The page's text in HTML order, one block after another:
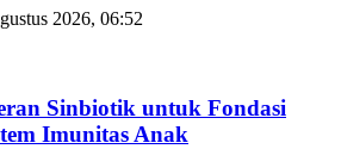
2026, 06:52
Sinbiotik untuk Fondasi
Imunitas Anak